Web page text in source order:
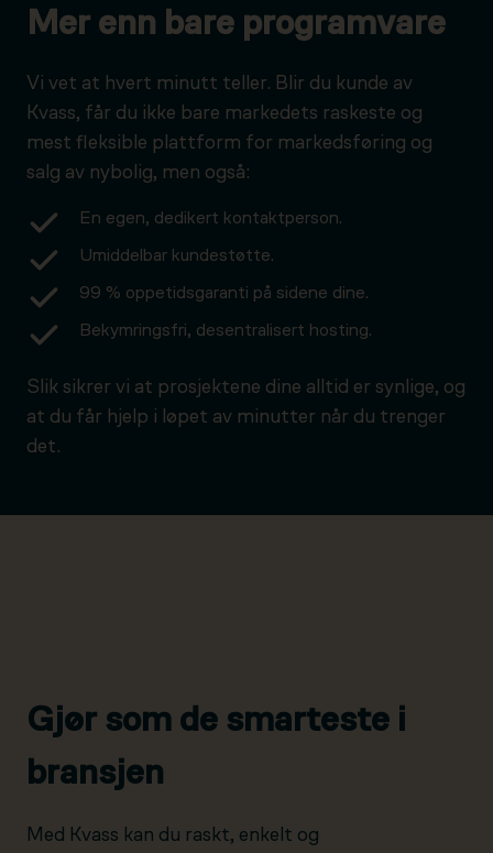
Mer enn bare programvare
Vi vet at hvert minutt teller. Blir du kunde av
Kvass, får du ikke bare markedets raskeste og
mest fleksible plattform for markedsføring og
salg av nybolig, men også:
En egen, dedikert kontaktperson.
Umiddelbar kundestøtte.
99 % oppetidsgaranti på sidene dine.
Bekymringsfri, desentralisert hosting.
Slik sikrer vi at prosjektene dine alltid er synlige, og
at du får hjelp i løpet av minutter når du trenger
det.
Gjør som de smarteste i
bransjen
Med Kvass kan du raskt, enkelt og